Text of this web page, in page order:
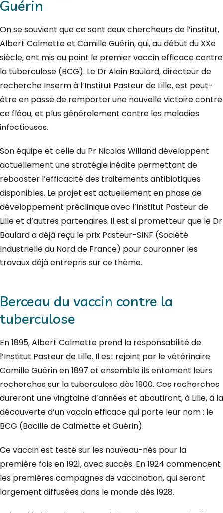
Guérin
On se souvient que ce sont deux chercheurs de l’institut,
Albert Calmette et Camille Guérin, qui, au début du XXe
siècle, ont mis au point le premier vaccin efficace contre
la tuberculose (BCG). Le Dr Alain Baulard, directeur de
recherche Inserm à l’Institut Pasteur de Lille, est peut-
être en passe de remporter une nouvelle victoire contre
ce fléau, et plus généralement contre les maladies
infectieuses.
Son équipe et celle du Pr Nicolas Willand développent
actuellement une stratégie inédite permettant de
rebooster l’efficacité des traitements antibiotiques
disponibles. Le projet est actuellement en phase de
développement préclinique avec l’Institut Pasteur de
Lille et d’autres partenaires. Il est si prometteur que le Dr
Baulard a déjà reçu le prix Pasteur-SINF (Société
Industrielle du Nord de France) pour couronner les
travaux déjà entrepris sur ce thème.
Berceau du vaccin contre la
tuberculose
En 1895, Albert Calmette prend la responsabilité de
l’Institut Pasteur de Lille. Il est rejoint par le vétérinaire
Camille Guérin en 1897 et ensemble ils entament leurs
recherches sur la tuberculose dès 1900. Ces recherches
dureront une vingtaine d’années et aboutiront, à Lille, à la
découverte d’un vaccin efficace qui porte leur nom : le
BCG (Bacille de Calmette et Guérin).
Ce vaccin est testé sur les nouveau-nés pour la
première fois en 1921, avec succès. En 1924 commencent
les premières campagnes de vaccination, qui seront
largement diffusées dans le monde dès 1928.